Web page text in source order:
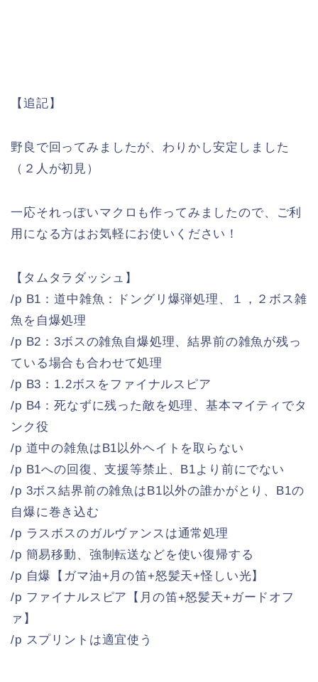
【追記】
野良で回ってみましたが、わりかし安定しました
（２人が初見）
一応それっぽいマクロも作ってみましたので、ご利
用になる方はお気軽にお使いください！
【タムタラダッシュ】
/p B1：道中雑魚：ドングリ爆弾処理、１，２ボス雑
魚を自爆処理
/p B2：3ボスの雑魚自爆処理、結界前の雑魚が残っ
ている場合も合わせて処理
/p B3：1.2ボスをファイナルスピア
/p B4：死なずに残った敵を処理、基本マイティでタ
ンク役
/p 道中の雑魚はB1以外ヘイトを取らない
/p B1への回復、支援等禁止、B1より前にでない
/p 3ボス結界前の雑魚はB1以外の誰かがとり、B1の
自爆に巻き込む
/p ラスボスのガルヴァンスは通常処理
/p 簡易移動、強制転送などを使い復帰する
/p 自爆【ガマ油+月の笛+怒髪天+怪しい光】
/p ファイナルスピア【月の笛+怒髪天+ガードオフ
ァ】
/p スプリントは適宜使う